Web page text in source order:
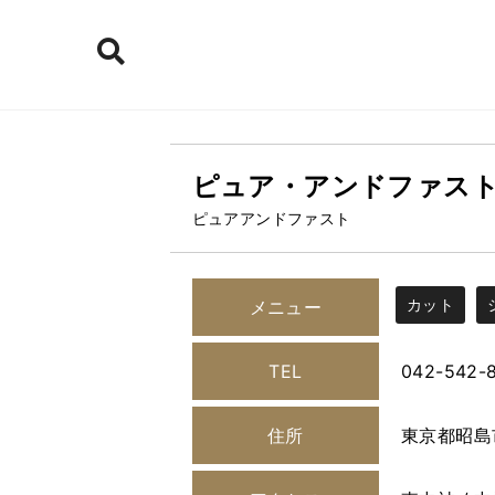
ピュア・アンドファスト
ピュアアンドファスト
メニュー カット
TEL 042-542-
住所 東京都昭